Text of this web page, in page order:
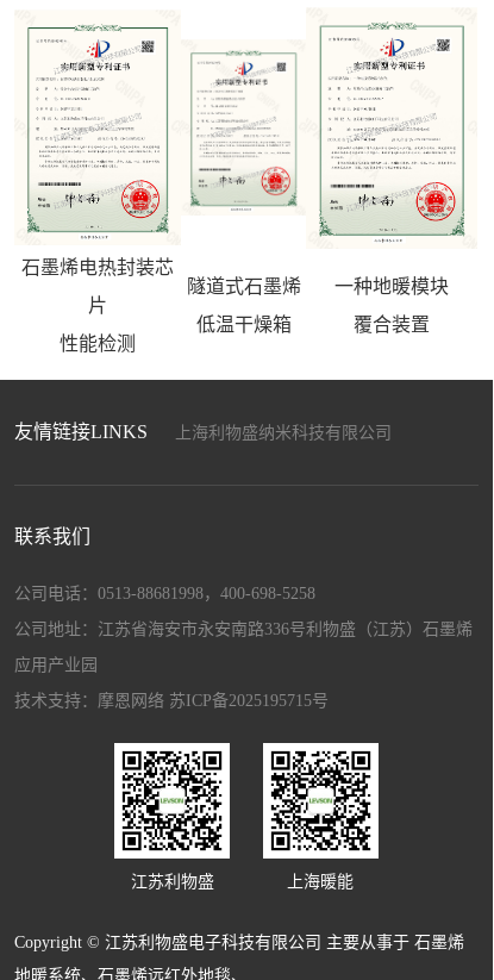
石墨烯电热封装芯
片
性能检测
隧道式石墨烯
低温干燥箱
一种地暖模块
覆合装置
友情链接LINKS
上海利物盛纳米科技有限公司
联系我们
公司电话：0513-88681998，400-698-5258
公司地址：江苏省海安市永安南路336号利物盛（江苏）石墨烯
应用产业园
技术支持： 摩恩网络 苏ICP备2025195715号
江苏利物盛 上海暖能
Copyright © 江苏利物盛电子科技有限公司 主要从事于石墨烯
地暖系统、石墨烯远红外地毯、